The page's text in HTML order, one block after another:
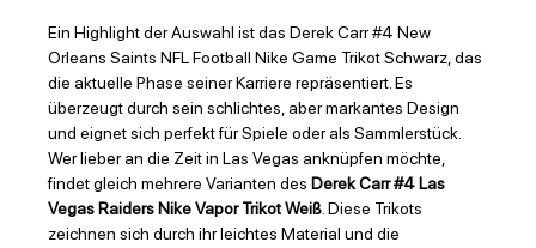
Ein Highlight der Auswahl ist das Derek Carr #4 New
Orleans Saints NFL Football Nike Game Trikot Schwarz, das
die aktuelle Phase seiner Karriere repräsentiert. Es
überzeugt durch sein schlichtes, aber markantes Design
und eignet sich perfekt für Spiele oder als Sammlerstück.
Wer lieber an die Zeit in Las Vegas anknüpfen möchte,
findet gleich mehrere Varianten des Derek Carr #4 Las
Vegas Raiders Nike Vapor Trikot Weiß. Diese Trikots
zeichnen sich durch ihr leichtes Material und die